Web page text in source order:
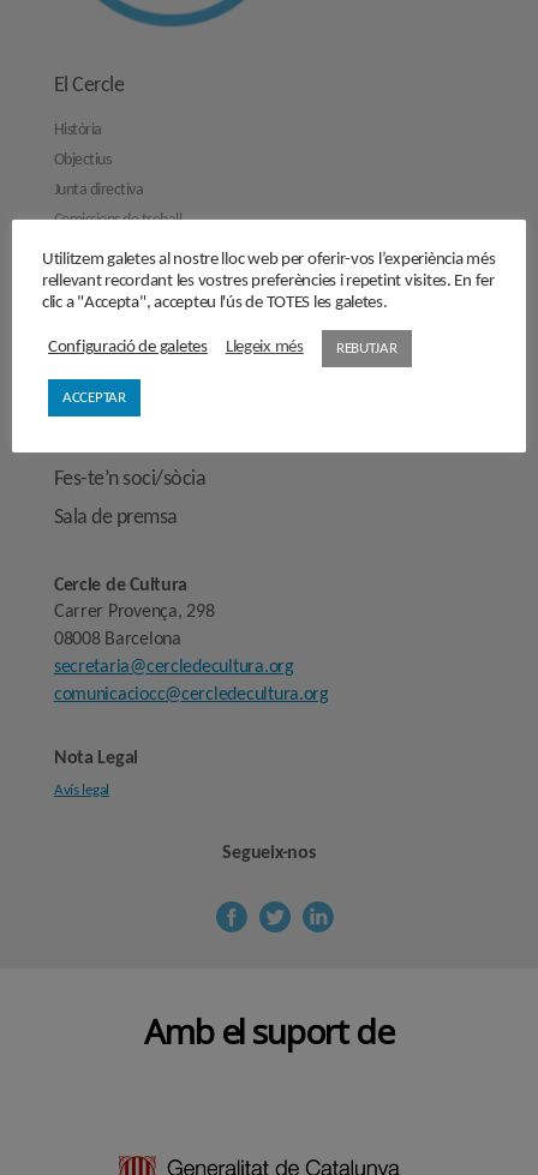
El Cercle
Història
Objectius
Junta directiva
Comissions de treball
Contacta’ns
Activitats
Opinions
Manifestos
Fes-te’n soci/sòcia
Sala de premsa
Cercle de Cultura
Carrer Provença, 298
08008 Barcelona
secretaria@cercledecultura.org
comunicaciocc@cercledecultura.org
Nota Legal
Avís legal
Segueix-nos
Amb el suport de
Utilitzem galetes al nostre lloc web per oferir-vos l’experiència més
rellevant recordant les vostres preferències i repetint visites. En fer
clic a "Accepta", accepteu l'ús de TOTES les galetes.
Configuració de galetes Llegeix més REBUTJAR
ACCEPTAR